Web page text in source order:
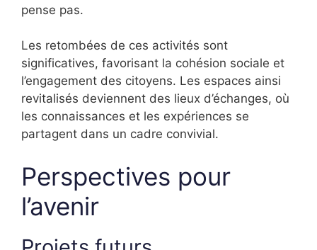
pense pas.
Les retombées de ces activités sont
significatives, favorisant la cohésion sociale et
l’engagement des citoyens. Les espaces ainsi
revitalisés deviennent des lieux d’échanges, où
les connaissances et les expériences se
partagent dans un cadre convivial.
Perspectives pour
l’avenir